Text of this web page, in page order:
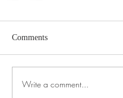
Comments
Write a comment...